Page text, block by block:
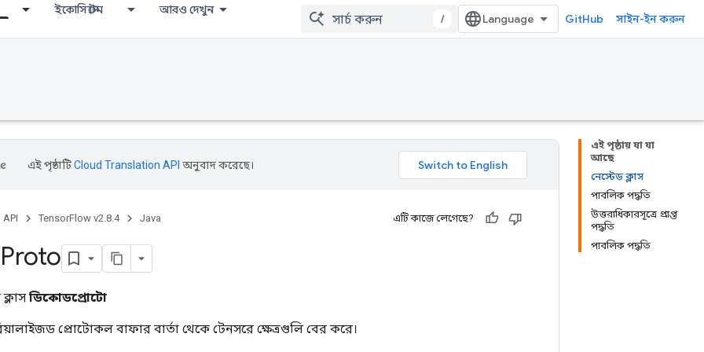
ইকোসিস্টেম আরও দেখুন
/ GitHub সাইন-ইন করুন
এই পৃষ্ঠায় যা যা
আছে
নেস্টেড ক্লাস
পাবলিক পদ্ধতি
উত্তরাধিকারসূত্রে প্রাপ্ত
পদ্ধতি
পাবলিক পদ্ধতি
এই পৃষ্ঠাটিCloud Translation API অনুবাদ করেছে।
API TensorFlow v2.8.4 Java এটি কাজে লেগেছে?
Proto
ডিকোডপ্রোটো
প্রোটোকল বাফার বার্তা থেকে টেনসরে ক্ষেত্রগুলি বের করে।